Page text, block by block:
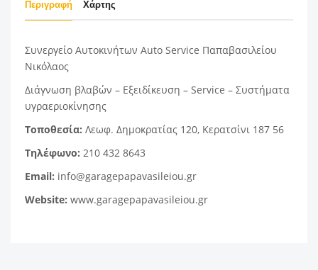
Περιγραφή Χάρτης
Συνεργείο Αυτοκινήτων Auto Service Παπαβασιλείου
Νικόλαος
Διάγνωση βλαβών – Εξειδίκευση – Service – Συστήματα
υγραεριοκίνησης
Τοποθεσία: Λεωφ. Δημοκρατίας 120, Κερατσίνι 187 56
Τηλέφωνο: 210 432 8643
Email: info@garagepapavasileiou.gr
Website: www.garagepapavasileiou.gr